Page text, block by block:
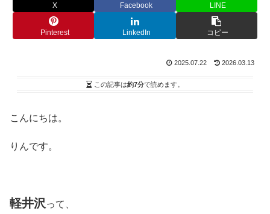
X Facebook LINE
Pinterest LinkedIn コピー
2025.07.22 2026.03.13
この記事は約7分で読めます。
こんにちは。
りんです。
軽井沢 って、